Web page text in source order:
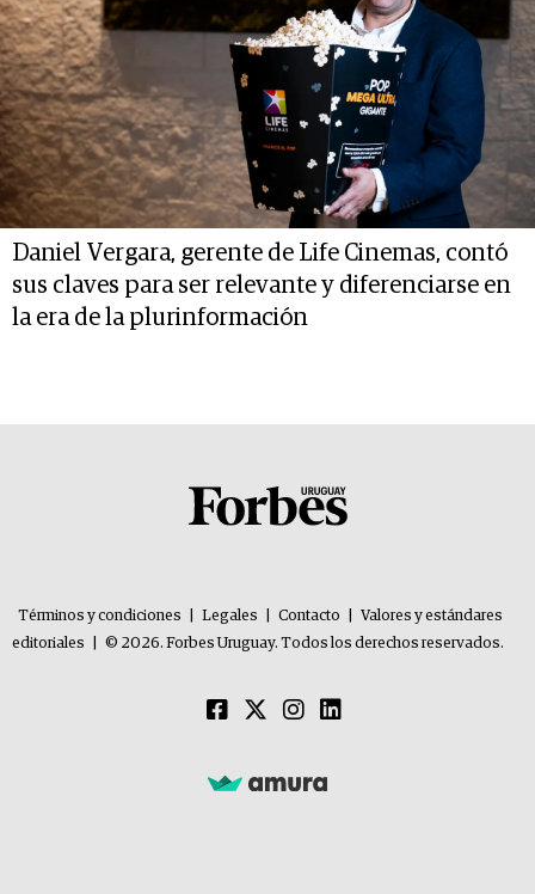
Daniel Vergara, gerente de Life Cinemas, contó
sus claves para ser relevante y diferenciarse en
la era de la plurinformación
Términos y condiciones Legales Contacto
Valores y estándares
editoriales
© 2026. Forbes Uruguay. Todos los derechos reservados.